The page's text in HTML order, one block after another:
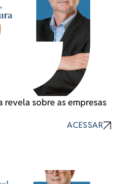
revela sobre as empresas
ACESSAR